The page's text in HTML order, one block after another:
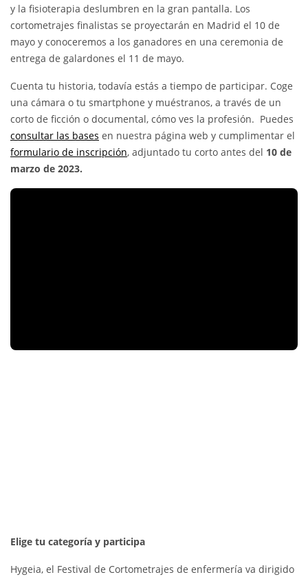
y la fisioterapia deslumbren en la gran pantalla. Los
cortometrajes finalistas se proyectarán en Madrid el 10 de
mayo y conoceremos a los ganadores en una ceremonia de
entrega de galardones el 11 de mayo.
Cuenta tu historia, todavía estás a tiempo de participar. Coge
una cámara o tu smartphone y muéstranos, a través de un
corto de ficción o documental, cómo ves la profesión. Puedes
consultar las bases en nuestra página web y cumplimentar el
formulario de inscripción, adjuntado tu corto antes del 10 de
marzo de 2023.
Elige tu categoría y participa
Hygeia, el Festival de Cortometrajes de enfermería va dirigido